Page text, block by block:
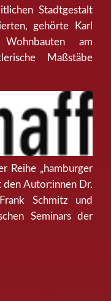
Stadtgestalt
gehörte Karl
am
Maßstäbe
Reihe „hamburger
Autor:innen Dr.
Schmitz und
Seminars der